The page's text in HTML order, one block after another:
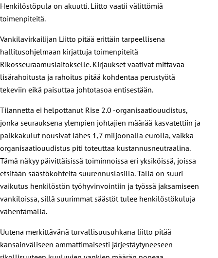
Henkilöstöpula on akuutti. Liitto vaatii välittömiä
toimenpiteitä.
Vankilavirkailijan Liitto pitää erittäin tarpeellisena
hallitusohjelmaan kirjattuja toimenpiteitä
Rikosseuraamuslaitokselle. Kirjaukset vaativat mittavaa
lisärahoitusta ja rahoitus pitää kohdentaa perustyötä
tekeviin eikä paisuttaa johtotasoa entisestään.
Tilannetta ei helpottanut Rise 2.0 -organisaatiouudistus,
jonka seurauksena ylempien johtajien määrää kasvatettiin ja
palkkakulut nousivat lähes 1,7 miljoonalla eurolla, vaikka
organisaatiouudistus piti toteuttaa kustannusneutraalina.
Tämä näkyy päivittäisissä toiminnoissa eri yksiköissä, joissa
etsitään säästökohteita suurennuslasilla. Tällä on suuri
vaikutus henkilöstön työhyvinvointiin ja työssä jaksamiseen
vankiloissa, sillä suurimmat säästöt tulee henkilöstökuluja
vähentämällä.
Uutena merkittävänä turvallisuusuhkana liitto pitää
kansainväliseen ammattimaisesti järjestäytyneeseen